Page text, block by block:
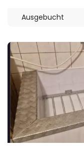
Ausgebucht